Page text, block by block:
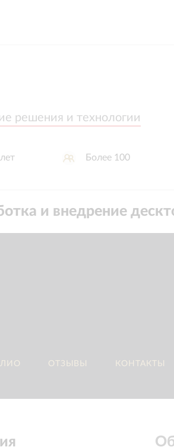
решения и технологии
решения и технологии
лет Более 100
и внедрение
ОТЗЫВЫ КОНТАКТЫ